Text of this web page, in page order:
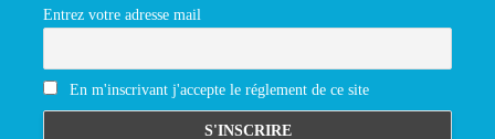
Entrez votre adresse mail
En m'inscrivant j'accepte le réglement de ce site